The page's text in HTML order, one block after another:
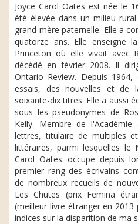
Joyce Carol Oates est née le
été élevée dans un milieu
grand-mère paternelle. Elle a
quatorze ans. Elle enseigne
Princeton où elle vivait avec
décédé en février 2008. Il
Ontario Review. Depuis
essais, des nouvelles et de
soixante-dix titres. Elle a aussi
sous les pseudonymes de
Kelly. Membre de
lettres, titulaire de multiples
littéraires, parmi lesquelles le
Carol Oates occupe depuis
premier rang des écrivains
de nombreux recueils de
Les Chutes (prix Femina
(meilleur livre étranger en
indices sur la disparition de ma